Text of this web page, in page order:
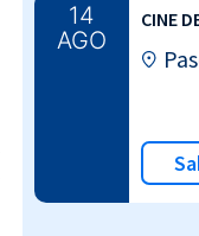
14
AGO
CINE